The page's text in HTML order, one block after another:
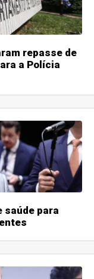
repasse de
a Polícia
saúde para